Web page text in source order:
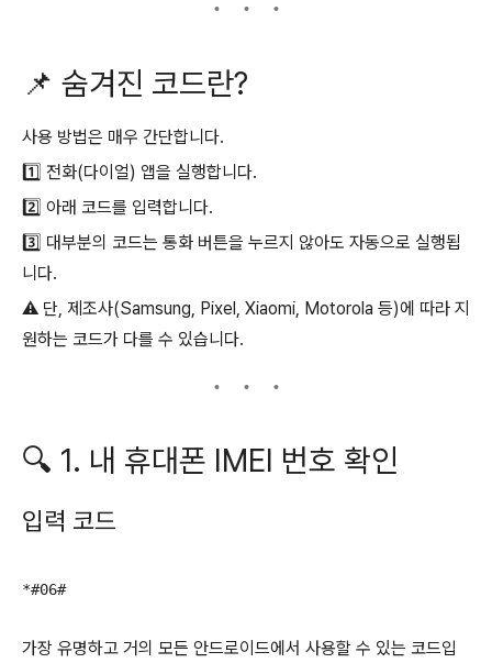
📌 숨겨진 코드란?
사용 방법은 매우 간단합니다.
1️⃣ 전화(다이얼) 앱을 실행합니다.
2️⃣ 아래 코드를 입력합니다.
3️⃣ 대부분의 코드는 통화 버튼을 누르지 않아도 자동으로 실행됩
니다.
⚠️ 단, 제조사(Samsung, Pixel, Xiaomi, Motorola 등)에 따라 지
원하는 코드가 다를 수 있습니다.
🔍 1. 내 휴대폰 IMEI 번호 확인
입력 코드
가장 유명하고 거의 모든 안드로이드에서 사용할 수 있는 코드입